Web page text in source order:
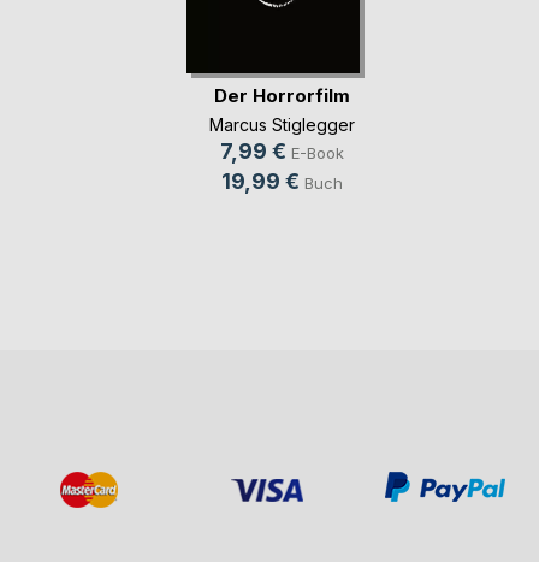
Der Horrorfilm
Marcus Stiglegger
7,99 € E-Book
19,99 € Buch